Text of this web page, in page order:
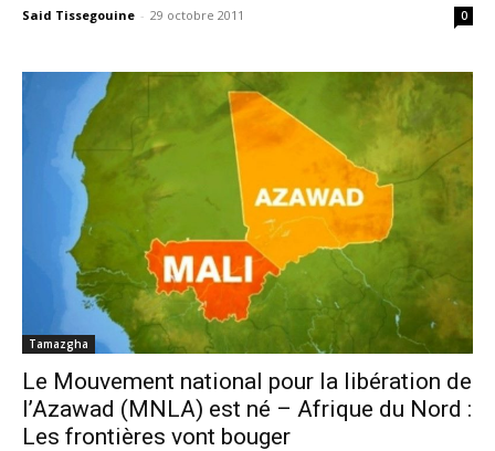
Said Tissegouine - 29 octobre 2011 0
Tamazgha
Le Mouvement national pour la libération de
l’Azawad (MNLA) est né – Afrique du Nord :
Les frontières vont bouger